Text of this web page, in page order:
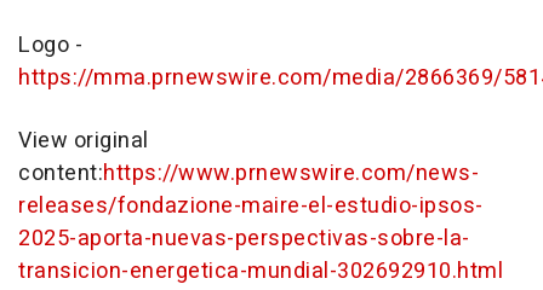
Logo -
https://mma.prnewswire.com/media/2866369/
View original
content:https://www.prnewswire.com/news-
releases/fondazione-maire-el-estudio-ipsos-
2025-aporta-nuevas-perspectivas-sobre-la-
transicion-energetica-mundial-302692910.html